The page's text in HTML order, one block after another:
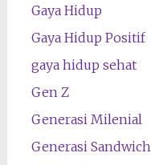
Gaya Hidup
Gaya Hidup Positif
gaya hidup sehat
Gen Z
Generasi Milenial
Generasi Sandwich